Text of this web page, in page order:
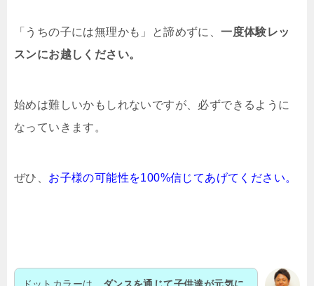
「うちの子には無理かも」と諦めずに、一度体験レッ
スンにお越しください。
始めは難しいかもしれないですが、必ずできるように
なっていきます。
ぜひ、 お子様の可能性を100%信じてあげてください。